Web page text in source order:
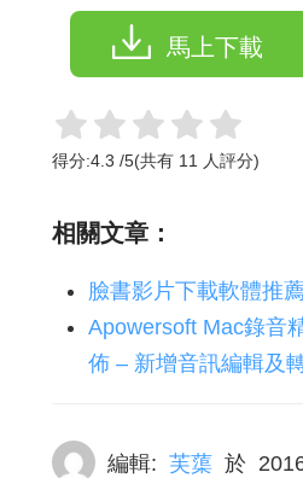
馬上下載
得分:4.3 /5(共有 11 人評分)
相關文章：
臉書影片下載軟體推薦
Apowersoft Mac錄音
佈 – 新增音訊編輯及
編輯: 芙蕖 於